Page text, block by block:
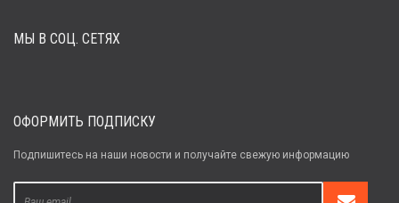
Забыли пароль?
МЫ В СОЦ. СЕТЯХ
ОФОРМИТЬ ПОДПИСКУ
Подпишитесь на наши новости и получайте свежую информацию